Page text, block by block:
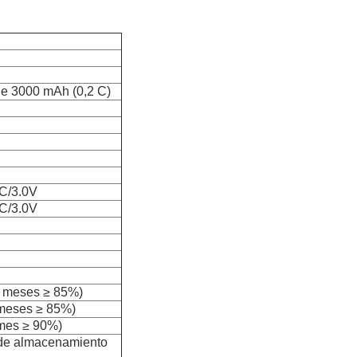
3000 mAh (0,2 C)
3.0V
3.0V
meses ≥ 85%)
≥ 85%)
≥ 90%)
almacenamiento